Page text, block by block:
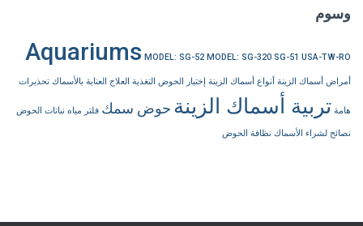
وسوم
Aquariums MODEL: SG-52 MODEL: SG-320 SG-51 USA-TW-RO
أمراض أسماك الزينة أنواع أسماك الزينة إختيار الحوض التغذية العلاج العناية بالأسماك تحذيرات
هامة تربية أسماك الزينة حوض سمك فلتر مياه نباتات الحوض
نصائح لشراء الأسماك نظافة الحوض